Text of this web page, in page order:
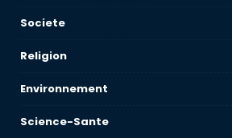
Societe
Religion
Environnement
Science-Sante